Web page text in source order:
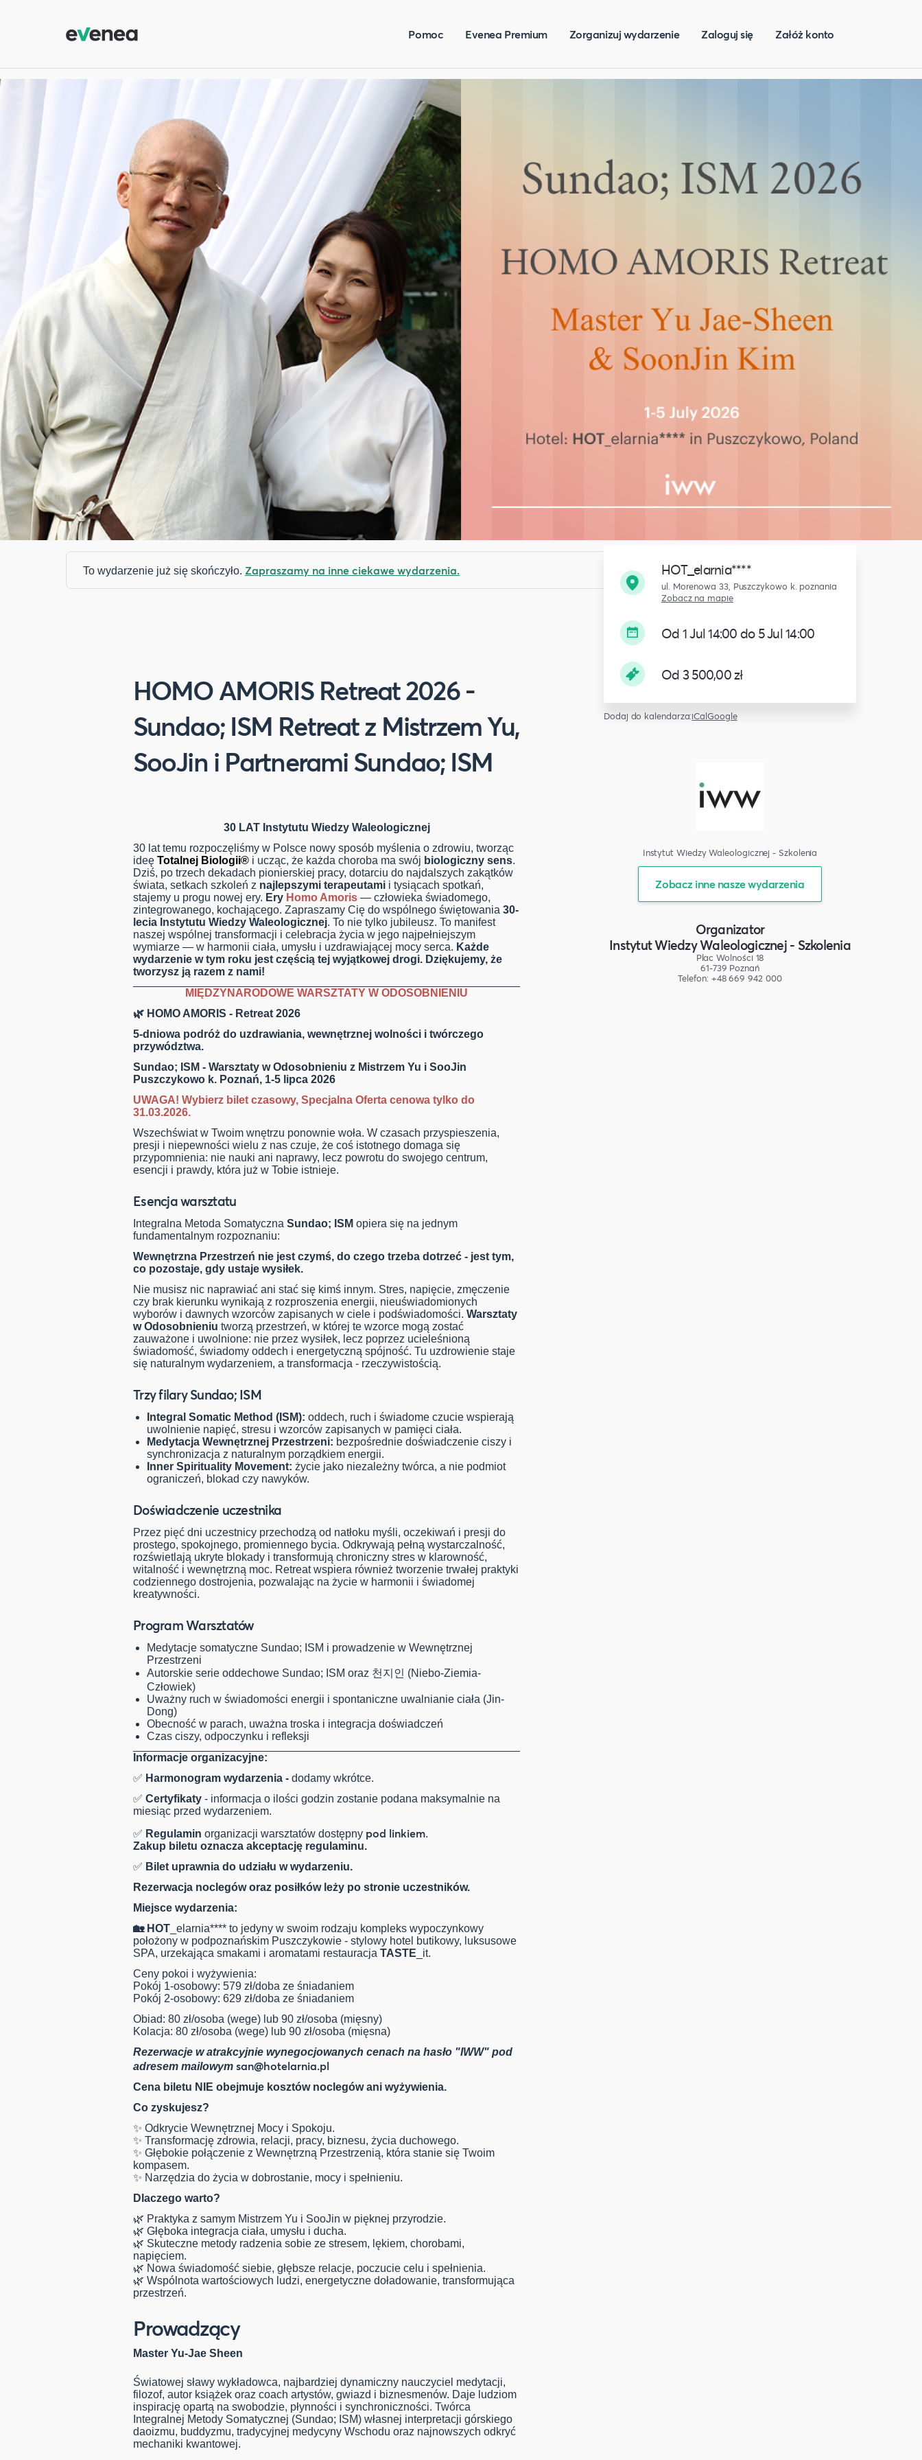
Pomoc Evenea Premium Zorganizuj wydarzenie Zaloguj się Załóż konto
To wydarzenie już się skończyło. Zapraszamy na inne ciekawe wydarzenia.
HOMO AMORIS Retreat 2026 -
Sundao; ISM Retreat z Mistrzem Yu,
SooJin i Partnerami Sundao; ISM
30 LAT Instytutu Wiedzy Waleologicznej
30 lat temu rozpoczęliśmy w Polsce nowy sposób myślenia o zdrowiu, tworząc
ideę Totalnej Biologii®️ i ucząc, że każda choroba ma swój biologiczny sens.
Dziś, po trzech dekadach pionierskiej pracy, dotarciu do najdalszych zakątków
świata, setkach szkoleń z najlepszymi terapeutami i tysiącach spotkań,
stajemy u progu nowej ery. Ery Homo Amoris — człowieka świadomego,
zintegrowanego, kochającego. Zapraszamy Cię do wspólnego świętowania 30-
lecia Instytutu Wiedzy Waleologicznej. To nie tylko jubileusz. To manifest
naszej wspólnej transformacji i celebracja życia w jego najpełniejszym
wymiarze — w harmonii ciała, umysłu i uzdrawiającej mocy serca. Każde
wydarzenie w tym roku jest częścią tej wyjątkowej drogi. Dziękujemy, że
tworzysz ją razem z nami!
MIĘDZYNARODOWE WARSZTATY W ODOSOBNIENIU
🌿 HOMO AMORIS - Retreat 2026
5-dniowa podróż do uzdrawiania, wewnętrznej wolności i twórczego
przywództwa.
Sundao; ISM - Warsztaty w Odosobnieniu z Mistrzem Yu i SooJin
Puszczykowo k. Poznań, 1-5 lipca 2026
UWAGA! Wybierz bilet czasowy, Specjalna Oferta cenowa tylko do
31.03.2026.
Wszechświat w Twoim wnętrzu ponownie woła. W czasach przyspieszenia,
presji i niepewności wielu z nas czuje, że coś istotnego domaga się
przypomnienia: nie nauki ani naprawy, lecz powrotu do swojego centrum,
esencji i prawdy, która już w Tobie istnieje.
Esencja warsztatu
Integralna Metoda Somatyczna Sundao; ISM opiera się na jednym
fundamentalnym rozpoznaniu:
Wewnętrzna Przestrzeń nie jest czymś, do czego trzeba dotrzeć - jest tym,
co pozostaje, gdy ustaje wysiłek.
Nie musisz nic naprawiać ani stać się kimś innym. Stres, napięcie, zmęczenie
czy brak kierunku wynikają z rozproszenia energii, nieuświadomionych
wyborów i dawnych wzorców zapisanych w ciele i podświadomości. Warsztaty
w Odosobnieniu tworzą przestrzeń, w której te wzorce mogą zostać
zauważone i uwolnione: nie przez wysiłek, lecz poprzez ucieleśnioną
świadomość, świadomy oddech i energetyczną spójność. Tu uzdrowienie staje
się naturalnym wydarzeniem, a transformacja - rzeczywistością.
Trzy filary Sundao; ISM
Integral Somatic Method (ISM): oddech, ruch i świadome czucie wspierają
uwolnienie napięć, stresu i wzorców zapisanych w pamięci ciała.
Medytacja Wewnętrznej Przestrzeni: bezpośrednie doświadczenie ciszy i
synchronizacja z naturalnym porządkiem energii.
Inner Spirituality Movement: życie jako niezależny twórca, a nie podmiot
ograniczeń, blokad czy nawyków.
Doświadczenie uczestnika
Przez pięć dni uczestnicy przechodzą od natłoku myśli, oczekiwań i presji do
prostego, spokojnego, promiennego bycia. Odkrywają pełną wystarczalność,
rozświetlają ukryte blokady i transformują chroniczny stres w klarowność,
witalność i wewnętrzną moc. Retreat wspiera również tworzenie trwałej praktyki
codziennego dostrojenia, pozwalając na życie w harmonii i świadomej
kreatywności.
Program Warsztatów
Medytacje somatyczne Sundao; ISM i prowadzenie w Wewnętrznej
Przestrzeni
Autorskie serie oddechowe Sundao; ISM oraz 천지인 (Niebo-Ziemia-
Człowiek)
Uważny ruch w świadomości energii i spontaniczne uwalnianie ciała (Jin-
Dong)
Obecność w parach, uważna troska i integracja doświadczeń
Czas ciszy, odpoczynku i refleksji
Informacje organizacyjne:
✅ Harmonogram wydarzenia - dodamy wkrótce.
✅ Certyfikaty - informacja o ilości godzin zostanie podana maksymalnie na
miesiąc przed wydarzeniem.
✅ Regulamin organizacji warsztatów dostępny pod linkiem.
Zakup biletu oznacza akceptację regulaminu.
✅ Bilet uprawnia do udziału w wydarzeniu.
Rezerwacja noclegów oraz posiłków leży po stronie uczestników.
Miejsce wydarzenia:
🏡 HOT _elarnia**** to jedyny w swoim rodzaju kompleks wypoczynkowy
położony w podpoznańskim Puszczykowie - stylowy hotel butikowy, luksusowe
SPA, urzekająca smakami i aromatami restauracja TASTE _it.
Ceny pokoi i wyżywienia:
Pokój 1-osobowy: 579 zł/doba ze śniadaniem
Pokój 2-osobowy: 629 zł/doba ze śniadaniem
Obiad: 80 zł/osoba (wege) lub 90 zł/osoba (mięsny)
Kolacja: 80 zł/osoba (wege) lub 90 zł/osoba (mięsna)
Rezerwacje w atrakcyjnie wynegocjowanych cenach na hasło "IWW" pod
adresem mailowym san@hotelarnia.pl
Cena biletu NIE obejmuje kosztów noclegów ani wyżywienia.
Co zyskujesz?
✨ Odkrycie Wewnętrznej Mocy i Spokoju.
✨ Transformację zdrowia, relacji, pracy, biznesu, życia duchowego.
✨ Głębokie połączenie z Wewnętrzną Przestrzenią, która stanie się Twoim
kompasem.
✨ Narzędzia do życia w dobrostanie, mocy i spełnieniu.
Dlaczego warto?
🌿 Praktyka z samym Mistrzem Yu i SooJin w pięknej przyrodzie.
🌿 Głęboka integracja ciała, umysłu i ducha.
🌿 Skuteczne metody radzenia sobie ze stresem, lękiem, chorobami,
napięciem.
🌿 Nowa świadomość siebie, głębsze relacje, poczucie celu i spełnienia.
🌿 Wspólnota wartościowych ludzi, energetyczne doładowanie, transformująca
przestrzeń.
Prowadzący
Master Yu-Jae Sheen
Światowej sławy wykładowca, najbardziej dynamiczny nauczyciel medytacji,
filozof, autor książek oraz coach artystów, gwiazd i biznesmenów. Daje ludziom
inspirację opartą na swobodzie, płynności i synchroniczności. Twórca
Integralnej Metody Somatycznej (Sundao; ISM) własnej interpretacji górskiego
daoizmu, buddyzmu, tradycyjnej medycyny Wschodu oraz najnowszych odkryć
mechaniki kwantowej.
HOT_elarnia****
ul. Morenowa 33, Puszczykowo k. poznania
Zobacz na mapie
Od 1 Jul 14:00 do 5 Jul 14:00
Od 3 500,00 zł
Dodaj do kalendarza:iCalGoogle
Instytut Wiedzy Waleologicznej - Szkolenia
Zobacz inne nasze wydarzenia
Organizator
Instytut Wiedzy Waleologicznej - Szkolenia
Plac Wolności 18
61-739 Poznań
Telefon: +48 669 942 000